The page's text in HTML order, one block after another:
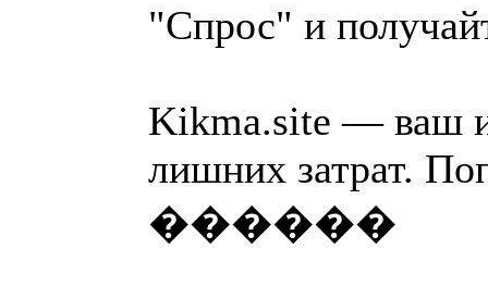
"Спрос" и
Kikma.site — ваш
лишних затрат.
������